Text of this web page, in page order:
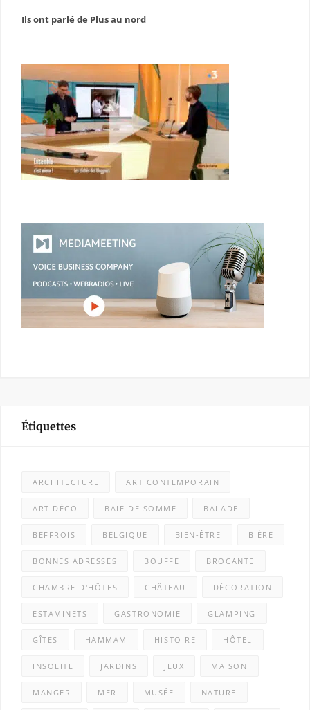
Ils ont parlé de Plus au nord
Étiquettes
ARCHITECTURE ART CONTEMPORAIN
ART DÉCO BAIE DE SOMME BALADE
BEFFROIS BELGIQUE BIEN-ÊTRE BIÈRE
BONNES ADRESSES BOUFFE BROCANTE
CHAMBRE D'HÔTES CHÂTEAU DÉCORATION
ESTAMINETS GASTRONOMIE GLAMPING
GÎTES HAMMAM HISTOIRE HÔTEL
INSOLITE JARDINS JEUX MAISON
MANGER MER MUSÉE NATURE